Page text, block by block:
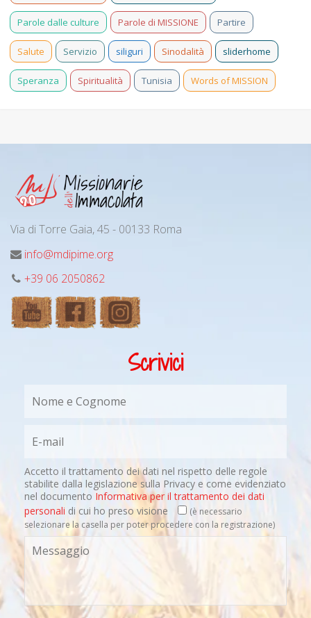
Parole dalle culture Parole di MISSIONE Partire
Salute Servizio siliguri Sinodalità sliderhome
Speranza Spiritualità Tunisia Words of MISSION
Via di Torre Gaia, 45 - 00133 Roma
info@mdipime.org
+39 06 2050862
Scrivici
Accetto il trattamento dei dati nel rispetto delle regole
stabilite dalla legislazione sulla Privacy e come evidenziato
nel documento Informativa per il trattamento dei dati
personali di cui ho preso visione
(è necessario
selezionare la casella per poter procedere con la registrazione)